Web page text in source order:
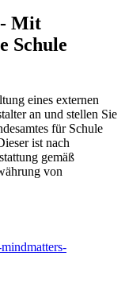
Mit
Schule
eines externen
an und stellen Sie
für Schule
ist nach
gemäß
von